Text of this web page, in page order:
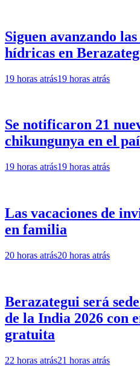
Siguen avanzando
hídricas en
19 horas atrás19 horas atrás
Se notificaron 21
chikungunya en el
19 horas atrás19 horas atrás
Las vacaciones de
en familia
20 horas atrás20 horas atrás
Berazategui será
de la India 2026 con
gratuita
22 horas atrás21 horas atrás